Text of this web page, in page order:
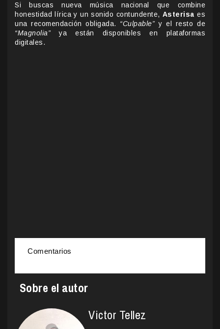
Si buscas nueva música nacional que combine
honestidad lírica y un sonido contundente, Asterisa es
una recomendación obligada. “Culpable” y el resto de
“Magnolia” ya están disponibles en plataformas
digitales.
Comentarios
Sobre el autor
Victor Tellez